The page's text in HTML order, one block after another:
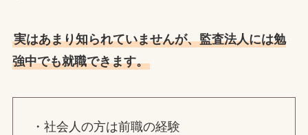
実はあまり知られていませんが、監査法人には勉
強中でも就職できます。
・社会人の方は前職の経験